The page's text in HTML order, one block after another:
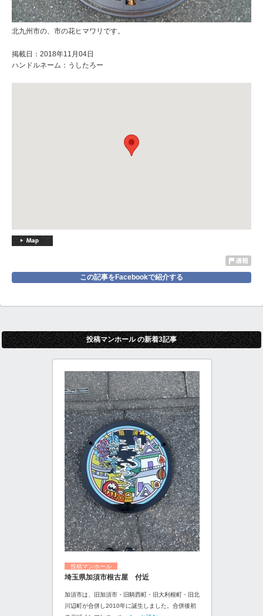
北九州市の、市の花ヒマワリです。
掲載日：2018年11月04日
ハンドルネーム：うしたろー
この記事をFacebookで紹介する
投稿マンホール の新着3記事
投稿マンホール
埼玉県加須市根古屋 付近
加須市は、旧加須市・旧騎西町・旧大利根町・旧北
川辺町が合併し2010年に誕生しました。合併後初